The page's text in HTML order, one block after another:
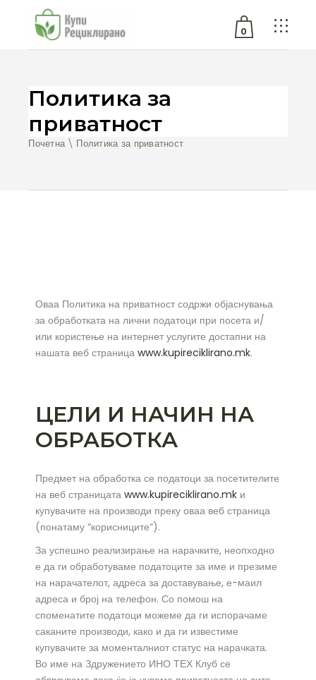
0
Политика за
приватност
Почетна Политика за приватност
Оваа Политика на приватност содржи објаснувања
за обработката на лични податоци при посета и/
или користење на интернет услугите достапни на
нашата веб страницаwww.kupireciklirano.mk.
ЦЕЛИ И НАЧИН НА
ОБРАБОТКА
Предмет на обработка се податоци за посетителите
на веб страницатаwww.kupireciklirano.mk и
купувачите на производи преку оваа веб страница
(понатаму “корисниците“).
За успешно реализирање на нарачките, неопходно
е да ги обработуваме податоците за име и презиме
на нарачателот, адреса за доставување, е-маил
адреса и број на телефон. Со помош на
споменатите податоци можеме да ги испорачаме
саканите производи, како и да ги известиме
купувачите за моменталниот статус на нарачката.
Во име наЗдружението ИНО ТЕХ Клуб се